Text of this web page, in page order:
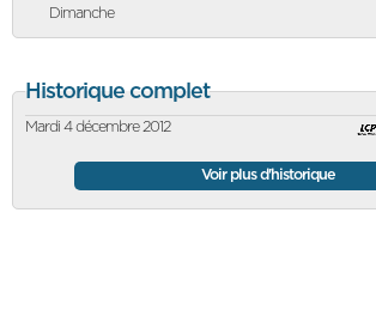
Dimanche
Historique complet
Mardi 4 décembre 2012
Voir plus d'historique